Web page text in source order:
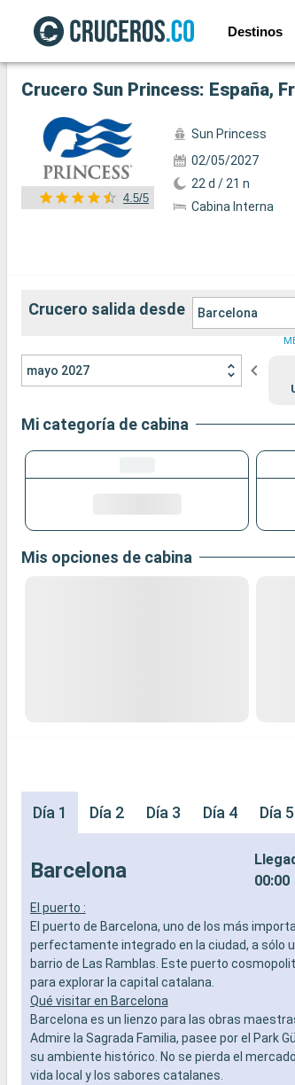
Destinos
Ver las 44 fotos siguientes
Crucero Sun Princess: España,
4.5/5
Sun Princess
02/05/2027
22 d / 21 n
Cabina Interna
Crucero salida desde Barcelona
mayo 2027
Mi categoría de cabina
Mis opciones de cabina
Día 1 Día 2 Día 3 Día 4 Día 5
Barcelona
00:00
El puerto :
El puerto de Barcelona, uno de los más
perfectamente integrado en la ciudad, a sólo
barrio de Las Ramblas. Este puerto
para explorar la capital catalana.
Qué visitar en Barcelona
Barcelona es un lienzo para las obras
Admire la Sagrada Familia, pasee por el Park
su ambiente histórico. No se pierda el
vida local y los sabores catalanes.